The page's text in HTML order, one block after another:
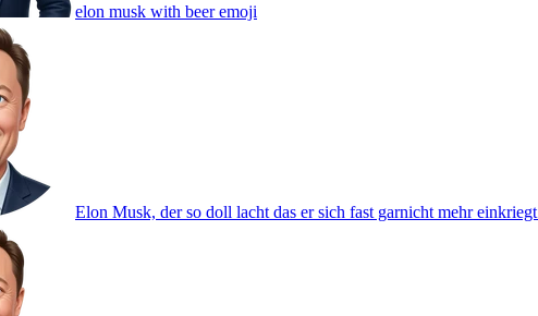
elon musk with beeremoji
Elon Musk, der so doll lacht das er sich fast garnicht mehr einkriegt